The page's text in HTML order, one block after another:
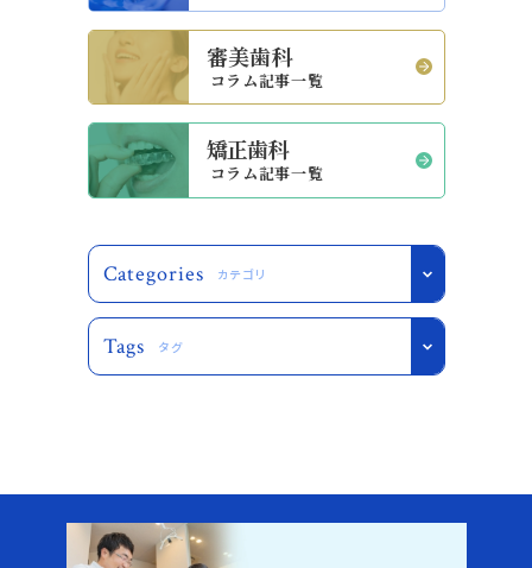
審美歯科
コラム記事一覧
矯正歯科
コラム記事一覧
Categories カテゴリ
Tags タグ